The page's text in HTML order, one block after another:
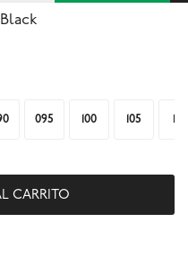
095 100 105
CARRITO